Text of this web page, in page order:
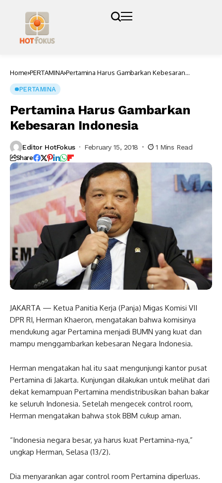
Home PERTAMINA Pertamina Harus Gambarkan Kebesaran
PERTAMINA
Pertamina Harus Gambarkan
Kebesaran Indonesia
Editor HotFokus February 15, 2018 1 Mins Read
Share
JAKARTA — Ketua Panitia Kerja (Panja) Migas Komisi VII
DPR RI, Herman Khaeron, mengatakan bahwa komisinya
mendukung agar Pertamina menjadi BUMN yang kuat dan
mampu menggambarkan kebesaran Negara Indonesia.
Herman mengatakan hal itu saat mengunjungi kantor pusat
Pertamina di Jakarta. Kunjungan dilakukan untuk melihat dari
dekat kemampuan Pertamina mendistribusikan bahan bakar
ke seluruh Indonesia. Setelah mengecek control room,
Herman mengatakan bahwa stok BBM cukup aman.
“Indonesia negara besar, ya harus kuat Pertamina-nya,”
ungkap Herman, Selasa (13/2).
Dia menyarankan agar control room Pertamina diperluas.